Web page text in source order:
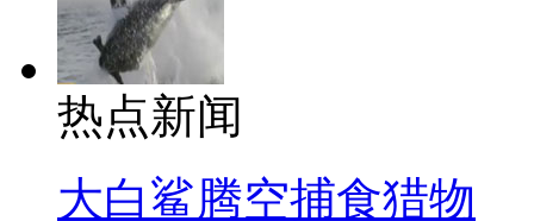
热点新闻
大白鲨腾空捕食猎物